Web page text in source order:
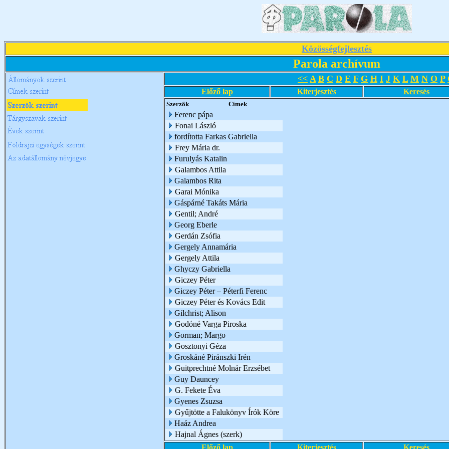
Közösségfejlesztés
Parola archívum
<< A B C D E F G H I J K L M N O P
Előző lap Kiterjesztés Keresés
Szerzők Címek
Ferenc pápa
Fonai László
fordította Farkas Gabriella
Frey Mária dr.
Furulyás Katalin
Galambos Attila
Galambos Rita
Garai Mónika
Gáspárné Takáts Mária
Gentil; André
Georg Eberle
Gerdán Zsófia
Gergely Annamária
Gergely Attila
Ghyczy Gabriella
Giczey Péter
Giczey Péter – Péterfi Ferenc
Giczey Péter és Kovács Edit
Gilchrist; Alison
Godóné Varga Piroska
Gorman; Margo
Gosztonyi Géza
Groskáné Piránszki Irén
Guitprechtné Molnár Erzsébet
Guy Dauncey
G. Fekete Éva
Gyenes Zsuzsa
Gyűjtötte a Falukönyv Írók Köre
Haáz Andrea
Hajnal Ágnes (szerk)
Előző lap
Kiterjesztés Keresés